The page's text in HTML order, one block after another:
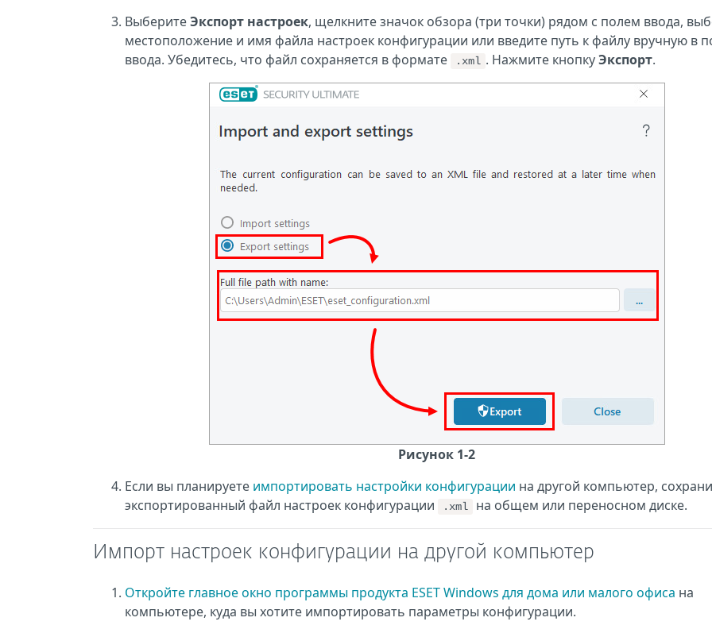
ВыберитеЭкспорт настроек, щелкните значок обзора (три точки) рядом с полем ввода,
местоположение и имя файла настроек конфигурации или введите путь к файлу вручную в
ввода. Убедитесь, что файл сохраняется в формате
.xml . Нажмите кнопкуЭкспорт.
Рисунок 1-2
Если вы планируете импортировать настройки конфигурации на другой компьютер,
экспортированный файл настроек конфигурации
.xml на общем или переносном диске.
Импорт настроек конфигурации на другой компьютер
Откройте главное окно программы продукта ESET Windows для дома или малого офиса на
компьютере, куда вы хотите импортировать параметры конфигурации.